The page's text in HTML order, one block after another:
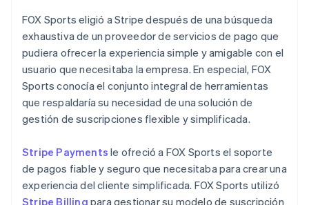
FOX Sports eligió a Stripe después de una búsqueda
exhaustiva de un proveedor de servicios de pago que
pudiera ofrecer la experiencia simple y amigable con el
usuario que necesitaba la empresa. En especial, FOX
Sports conocía el conjunto integral de herramientas
que respaldaría su necesidad de una solución de
gestión de suscripciones flexible y simplificada.
Stripe Payments le ofreció a FOX Sports el soporte
de pagos fiable y seguro que necesitaba para crear una
experiencia del cliente simplificada. FOX Sports utilizó
Stripe Billing para gestionar su modelo de suscripción